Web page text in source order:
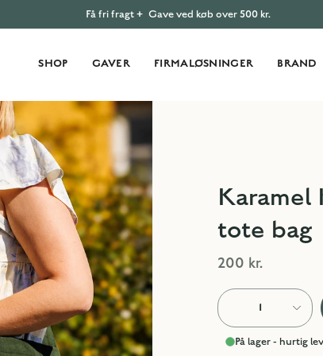
Få fri fragt + Gave ved køb over 500 kr.
SHOP GAVER FIRMALØSNINGER BRAND
tote bag
200 kr.
1
På lager - hurtig